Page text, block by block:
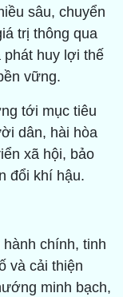
sâu, chuyển
trị thông qua
huy lợi thế
vững.
tới mục tiêu
dân, hài hòa
xã hội, bảo
đổi khí hậu.
chính, tinh
và cải thiện
minh bạch,